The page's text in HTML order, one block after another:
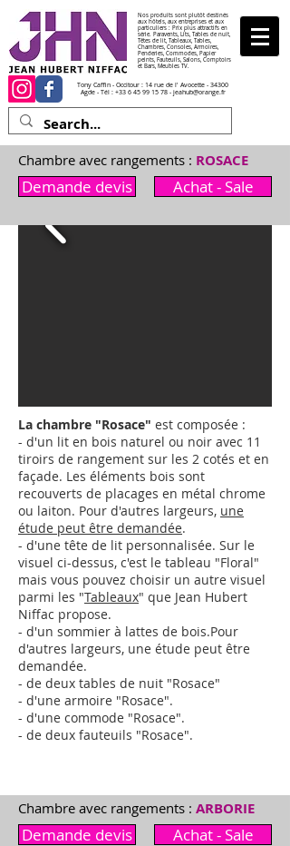
Nos produits sont plutôt destinés
aux hôtels, aux entreprises et aux
particuliers : Prix plus attractifs en
série. Paravents, Lits, Tables de nuit,
Têtes de lit, Tableaux, Tables,
Chambres, Consoles, Armoires,
Penderies, Commodes, Papier
peints, Fauteuils, Salons, Comptoirs
et Bars, Meubles TV.
Tony Caffin - Occitour : 14 rue de l' Avocette - 34300
Agde - Tél : +33 6 45 99 15 78- jeahub@orange.fr
Chambre avec rangements : ROSACE
Demande devis Achat - Sale
La chambre "Rosace" est composée :
- d'un lit en bois naturel ou noir avec 11
tiroirs de rangement sur les 2 cotés et en
façade. Les éléments bois sont
recouverts de placages en métal chrome
ou laiton. Pour d'autres largeurs, une
étude peut être demandée.
- d'une tête de lit personnalisée. Sur le
visuel ci-dessus, c'est le tableau "Floral"
mais vous pouvez choisir un autre visuel
parmi les "Tableaux" que Jean Hubert
Niffac propose.
- d'un sommier à lattes de bois.Pour
d'autres largeurs, une étude peut être
demandée.
- de deux tables de nuit "Rosace"
- d'une armoire "Rosace".
- d'une commode "Rosace".
- de deux fauteuils "Rosace".
Chambre avec rangements : ARBORIE
Demande devis Achat - Sale